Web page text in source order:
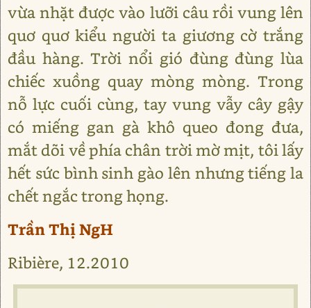
vừa nhặt được vào lưỡi câu rồi vung lên
quơ quơ kiểu người ta giương cờ trắng
đầu hàng. Trời nổi gió đùng đùng lùa
chiếc xuồng quay mòng mòng. Trong
nỗ lực cuối cùng, tay vung vẫy cây gậy
có miếng gan gà khô queo đong đưa,
mắt dõi về phía chân trời mờ mịt, tôi lấy
hết sức bình sinh gào lên nhưng tiếng la
chết ngắc trong họng.
Trần Thị NgH
Ribière, 12.2010